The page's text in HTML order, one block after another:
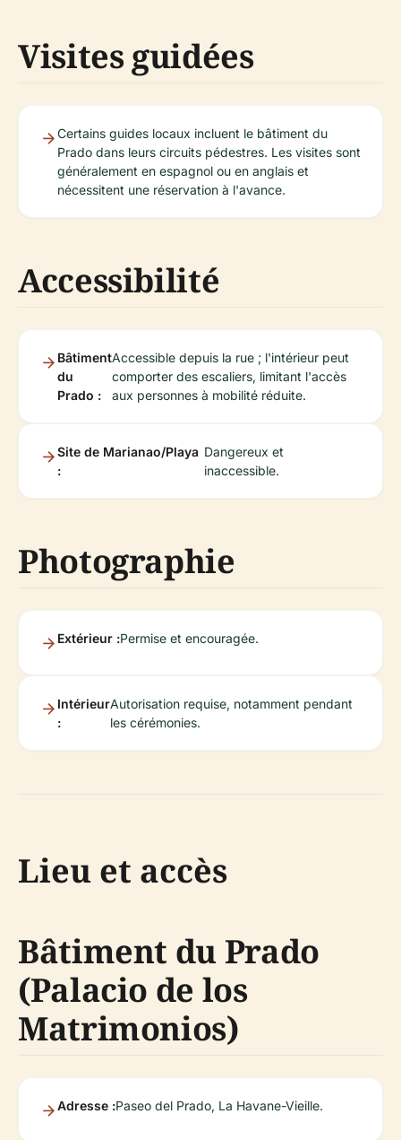
Visites guidées
Certains guides locaux incluent le bâtiment du
Prado dans leurs circuits pédestres. Les visites sont
généralement en espagnol ou en anglais et
nécessitent une réservation à l'avance.
Accessibilité
Bâtiment
du
Prado :
Accessible depuis la rue ; l'intérieur peut
comporter des escaliers, limitant l'accès
aux personnes à mobilité réduite.
Site de Marianao/Playa
:
Dangereux et
inaccessible.
Photographie
Extérieur :Permise et encouragée.
Intérieur
:
Autorisation requise, notamment pendant
les cérémonies.
Lieu et accès
Bâtiment du Prado
(Palacio de los
Matrimonios)
Adresse :Paseo del Prado, La Havane-Vieille.